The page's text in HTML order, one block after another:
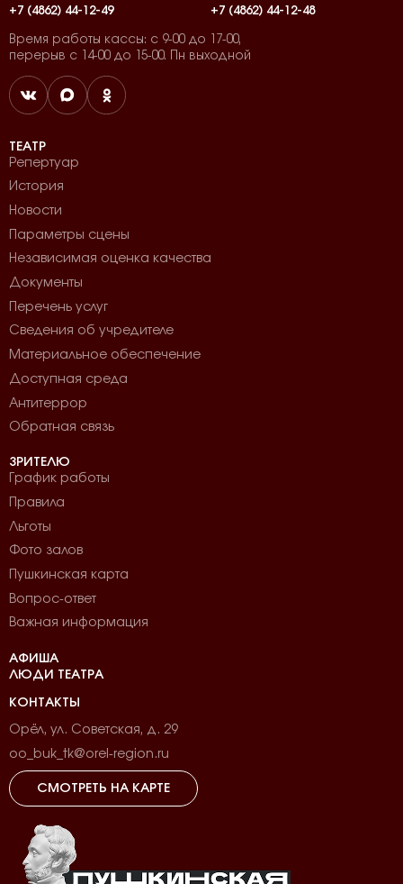
+7 (4862) 44-12-49
+7 (4862) 44-12-48
Время работы кассы: с 9-00 до 17-00,
перерыв с 14-00 до 15-00. Пн выходной
ТЕАТР
Репертуар
История
Новости
Параметры сцены
Независимая оценка качества
Документы
Перечень услуг
Сведения об учредителе
Материальное обеспечение
Доступная среда
Антитеррор
Обратная связь
ЗРИТЕЛЮ
График работы
Правила
Льготы
Фото залов
Пушкинская карта
Вопрос-ответ
Важная информация
АФИША
ЛЮДИ ТЕАТРА
КОНТАКТЫ
Орёл, ул. Советская, д. 29
oo_buk_tk@orel-region.ru
СМОТРЕТЬ НА КАРТЕ